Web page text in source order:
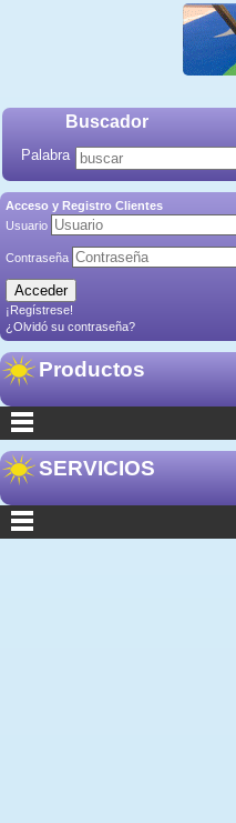
Buscador
Palabra
Acceso y Registro Clientes
Usuario
Contraseña
¡Regístrese!
¿Olvidó su contraseña?
Productos
SERVICIOS